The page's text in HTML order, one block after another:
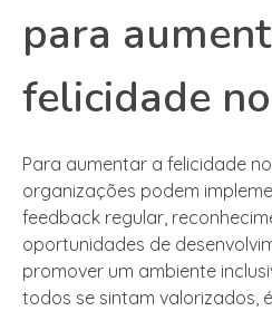
para
felicidade
Para aumentar a felicidade
organizações podem
feedback regular,
oportunidades de
promover um ambiente
todos se sintam valorizados,